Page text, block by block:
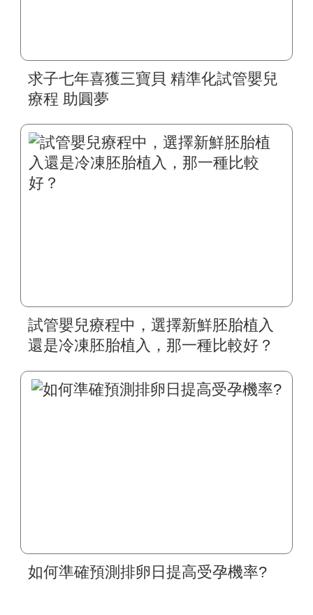
求子七年喜獲三寶貝 精準化試管嬰兒
療程 助圓夢
試管嬰兒療程中，選擇新鮮胚胎植入
還是冷凍胚胎植入，那一種比較好？
如何準確預測排卵日提高受孕機率?